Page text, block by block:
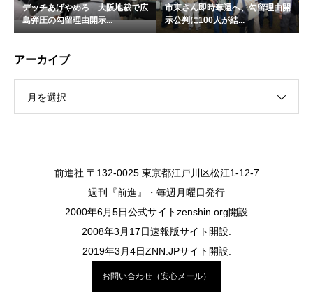
デッチあげやめろ 大阪地裁で広
島弾圧の勾留理由開示...
市東さん即時奪還へ、勾留理由開
示公判に100人が結...
アーカイブ
月を選択
前進社 〒132-0025 東京都江戸川区松江1-12-7
週刊『前進』・毎週月曜日発行
2000年6月5日公式サイトzenshin.org開設
2008年3月17日速報版サイト開設.
2019年3月4日ZNN.JPサイト開設.
お問い合わせ（安心メール）